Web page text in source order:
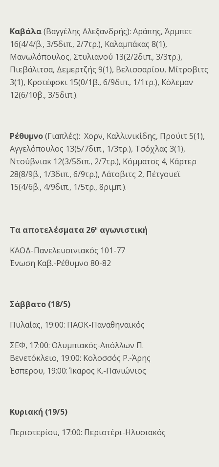
Καβάλα(Βαγγέλης Αλεξανδρής): Αράπης, Άρμπετ
16(4/4/β., 3/5διπ., 2/7τρ.), Καλαμπάκας 8(1),
Μανωλόπουλος, Στυλιανού 13(2/2διπ., 3/3τρ.),
Πιεβάλιτσα, Δεμερτζής 9(1), Βελισσαρίου, Μίτροβιτς
3(1), Κρστέφσκι 15(0/1β., 6/9διπ., 1/1τρ.), Κόλεμαν
12(6/10β., 3/5διπ.).
Ρέθυμνο(Γιαπλές): Χορν, Καλλινικίδης, Προύιτ 5(1),
Αγγελόπουλος 13(5/7διπ., 1/3τρ.), Τσόχλας 3(1),
Ντούβνιακ 12(3/5διπ., 2/7τρ.), Κόμματος 4, Κάρτερ
28(8/9β., 1/3διπ., 6/9τρ.), Λάτοβιτς 2, Πέτγουεϊ
15(4/6β., 4/9διπ., 1/5τρ., 8ριμπ.).
Τα αποτελέσματα 26η αγωνιστική
ΚΑΟΔ-Πανελευσινιακός 101-77
Ένωση Καβ.-Ρέθυμνο 80-82
Σάββατο (18/5)
Πυλαίας, 19:00: ΠΑΟΚ-Παναθηναϊκός
ΣΕΦ, 17:00: Ολυμπιακός-Απόλλων Π.
Βενετόκλειο, 19:00: Κολοσσός Ρ.-Άρης
Έσπερου, 19:00: Ίκαρος Κ.-Πανιώνιος
Κυριακή (19/5)
Περιστερίου, 17:00: Περιστέρι-Ηλυσιακός